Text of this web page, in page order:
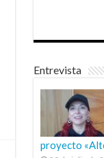
Entrevista
proyecto